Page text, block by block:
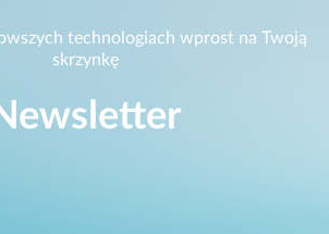
technologiach wprost na Twoją
skrzynkę